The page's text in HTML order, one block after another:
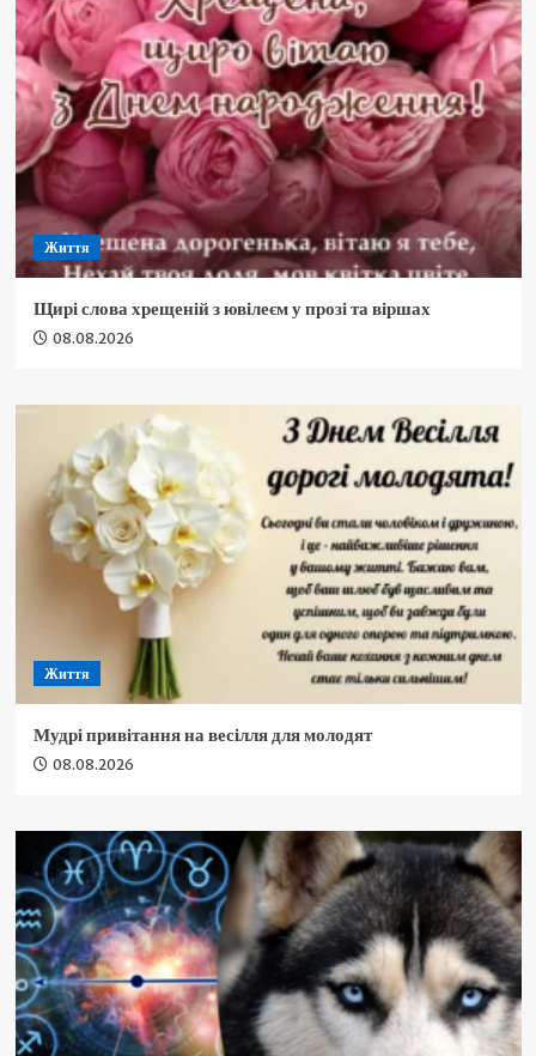
Життя
Щирі слова хрещеній з ювілеєм у прозі та віршах
08.08.2026
Життя
Мудрі привітання на весілля для молодят
08.08.2026